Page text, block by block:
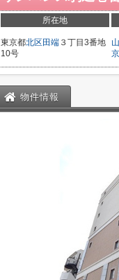
所在地
東京都北区 田端 ３丁目3番地
10号
物件情報